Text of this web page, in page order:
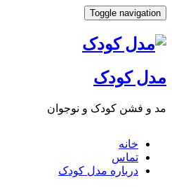
Toggle
کودک
فشن کودک و نوجوان
خانه
تماس
درباره مدل کودک